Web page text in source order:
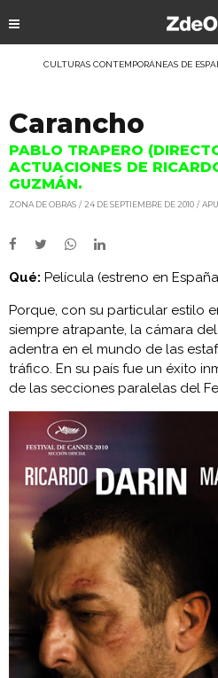
CULTURAS CONTEMPORÁNEAS DE
Carancho
PABLO TRAPERO
ACTUACIONES DE
GUZMÁN.
ZONA DE OBRAS 24 DE SEPTIEMBRE DE 2010
Qué: Película (estreno en
Porque, con su particular estilo
siempre atrapante, la cámara
adentra en el mundo de las
tráfico. En su país fue un éxito
de las secciones paralelas del